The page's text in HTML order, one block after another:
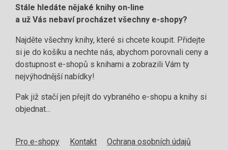
Stále hledáte nějaké knihy on-line
a už Vás nebaví procházet všechny e-shopy?
Najděte všechny knihy, které si chcete koupit. Přidejte
si je do košíku a nechte nás, abychom porovnali ceny a
dostupnost e-shopů s knihami a zobrazili Vám ty
nejvýhodnější nabídky!
Pak již stačí jen přejít do vybraného e-shopu a knihy si
objednat...
Pro e-shopy Kontakt
Ochrana osobních údajů